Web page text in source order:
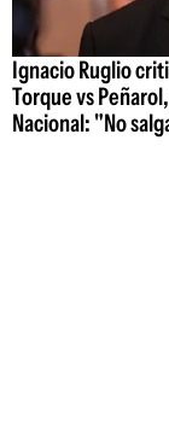
Ignacio Ruglio
Torque vs
Nacional: "No